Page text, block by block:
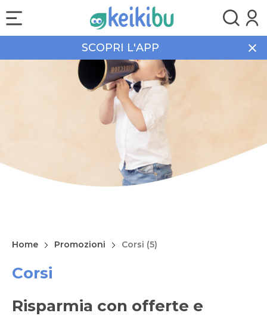
SCOPRI L'APP
Home Promozioni Corsi (5)
Corsi
Risparmia con offerte e